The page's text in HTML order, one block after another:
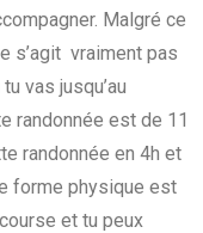
Malgré ce
s’agit vraiment pas
vas jusqu’au
randonnée est de 11
randonnée en 4h et
forme physique est
et tu peux